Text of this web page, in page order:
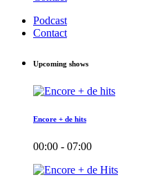
Podcast
Contact
Upcoming shows
Encore + de hits
00:00 - 07:00